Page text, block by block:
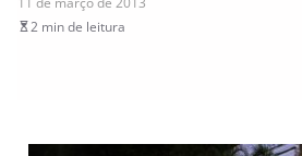
2 min de leitura